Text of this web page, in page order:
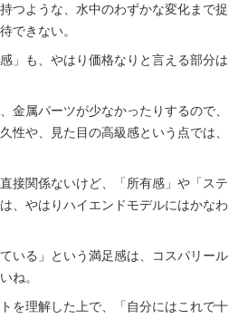
つような、水中のわずかな変化まで捉
できない。
」も、やはり価格なりと言える部分は
金属パーツが少なかったりするので、
性や、見た目の高級感という点では、
接関係ないけど、「所有感」や「ステ
、やはりハイエンドモデルにはかなわ
いる」という満足感は、コスパリール
ね。
を理解した上で、「自分にはこれで十